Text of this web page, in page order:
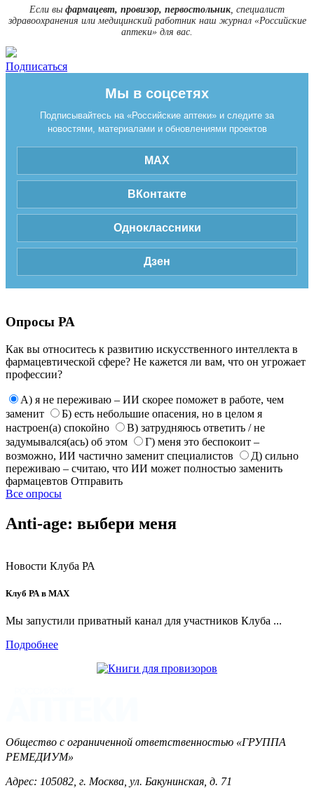
Если вы фармацевт, провизор, первостольник, специалист
здравоохранения или медицинский работник наш журнал «Российские
аптеки» для вас.
Подписаться
Мы в соцсетях
Подписывайтесь на «Российские аптеки» и следите за
новостями, материалами и обновлениями проектов
MAX
ВКонтакте
Одноклассники
Дзен
Опросы РА
Как вы относитесь к развитию искусственного интеллекта в
фармацевтической сфере? Не кажется ли вам, что он угрожает
профессии?
А) я не переживаю – ИИ скорее поможет в работе, чем
заменит
Б) есть небольшие опасения, но в целом я
настроен(а) спокойно
В) затрудняюсь ответить / не
задумывался(ась) об этом
Г) меня это беспокоит –
возможно, ИИ частично заменит специалистов
Д) сильно
переживаю – считаю, что ИИ может полностью заменить
фармацевтов Отправить
Все опросы
Anti-age: выбери меня
Новости Клуба РА
Клуб РА в MAX
Мы запустили приватный канал для участников Клуба ...
Подробнее
Общество с ограниченной ответственностью «ГРУППА
РЕМЕДИУМ»
Адрес: 105082, г. Москва, ул. Бакунинская, д. 71